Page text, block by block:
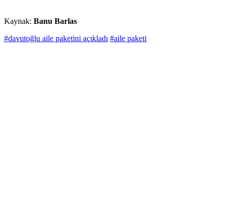
Kaynak: Banu Barlas
#davutoğlu aile paketini açıkladı #aile paketi